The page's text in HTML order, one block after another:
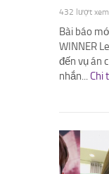
432 lượt xem
Bài báo
WINNER
đến vụ án
nhắn... Chi